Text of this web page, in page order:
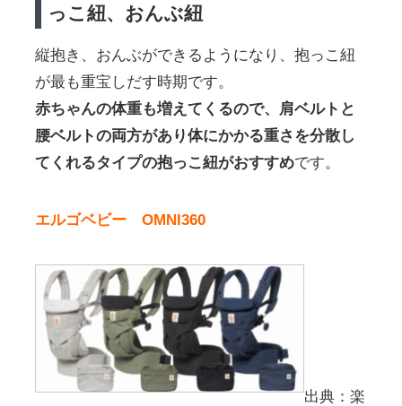
っこ紐、おんぶ紐
縦抱き、おんぶができるようになり、抱っこ紐
が最も重宝しだす時期です。
赤ちゃんの体重も増えてくるので、肩ベルトと
腰ベルトの両方があり体にかかる重さを分散し
てくれるタイプの抱っこ紐がおすすめです。
エルゴベビー OMNI360
出典：楽